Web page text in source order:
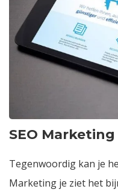
SEO Marketing
Tegenwoordig kan je
Marketing je ziet het